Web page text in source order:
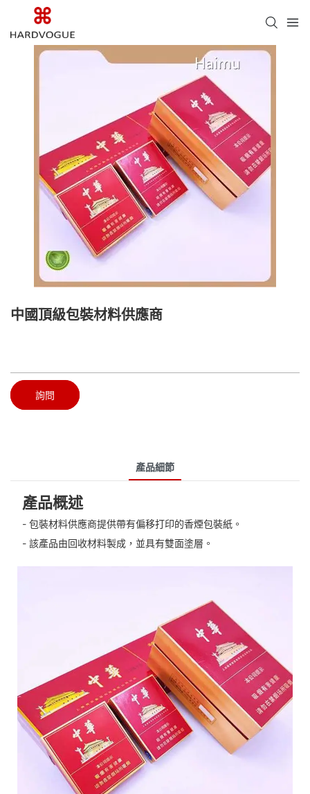
中國頂級包裝材料供應商
詢問
產品細節
產品概述
- 包裝材料供應商提供帶有偏移打印的香煙包裝紙。
- 該產品由回收材料製成，並具有雙面塗層。